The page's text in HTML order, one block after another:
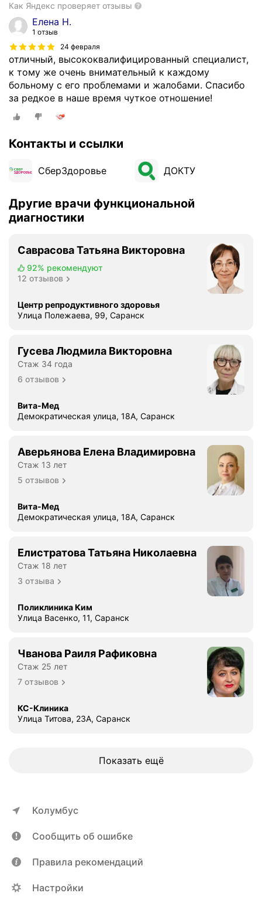
Как Яндекс проверяет отзывы
Елена Н.
1 отзыв
24 февраля
отличный, высококвалифицированный специалист,
к тому же очень внимательный к каждому
больному с его проблемами и жалобами. Спасибо
за редкое в наше время чуткое отношение!
Контакты и ссылки
СберЗдоровье ДОКТУ
Другие врачи функциональной
диагностики
Саврасова Татьяна Викторовна
92% рекомендуют
12 отзывов
Центр репродуктивного здоровья
Улица Полежаева, 99, Саранск
Гусева Людмила Викторовна
Стаж 34 года
6 отзывов
Вита-Мед
Демократическая улица, 18А, Саранск
Аверьянова Елена Владимировна
Стаж 13 лет
5 отзывов
Вита-Мед
Демократическая улица, 18А, Саранск
Елистратова Татьяна Николаевна
Стаж 18 лет
3 отзыва
Поликлиника Ким
Улица Васенко, 11, Саранск
Чванова Раиля Рафиковна
Стаж 25 лет
7 отзывов
КС-Клиника
Улица Титова, 23А, Саранск
Показать ещё
Колумбус
Сообщить об ошибке
Правила рекомендаций
Настройки